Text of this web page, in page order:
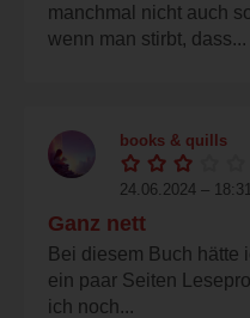
manchmal nicht auch
wenn man stirbt, dass...
books & quills
24.06.2024 – 18:31
Ganz nett
Bei diesem Buch hätte
ein paar Seiten
ich noch...